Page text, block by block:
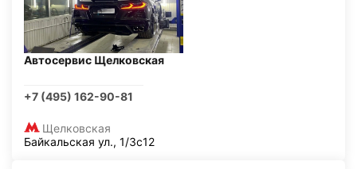
Автосервис Щелковская
+7 (495) 162-90-81
Щелковская
Байкальская ул., 1/3с12